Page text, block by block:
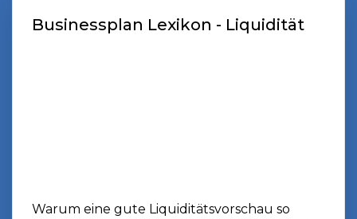
Businessplan Lexikon - Liquidität
Warum eine gute Liquiditätsvorschau so